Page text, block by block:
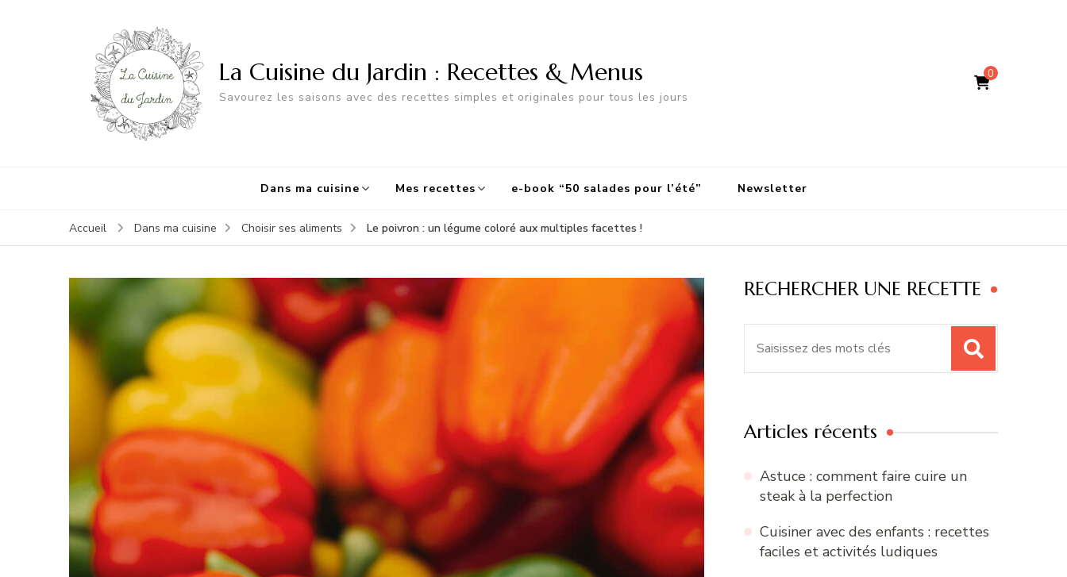
0
La Cuisine du Jardin : Recettes & Menus
Savourez les saisons avec des recettes simples et originales pour tous les jours
Dans ma cuisine Mes recettes e-book “50 salades pour l’été” Newsletter
Accueil Dans ma cuisine Choisir ses aliments Le poivron : un légume coloré aux multiples facettes !
RECHERCHER UNE RECETTE
Articles récents
Astuce : comment faire cuire un
steak à la perfection
Cuisiner avec des enfants : recettes
faciles et activités ludiques